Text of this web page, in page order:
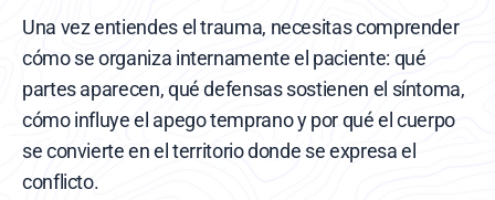
Una vez entiendes el trauma, necesitas comprender
cómo se organiza internamente el paciente: qué
partes aparecen, qué defensas sostienen el síntoma,
cómo influye el apego temprano y por qué el cuerpo
se convierte en el territorio donde se expresa el
conflicto.